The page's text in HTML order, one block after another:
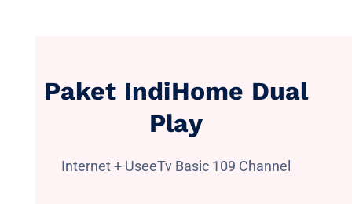
Paket IndiHome Dual
Play
Internet + UseeTv Basic 109 Channel